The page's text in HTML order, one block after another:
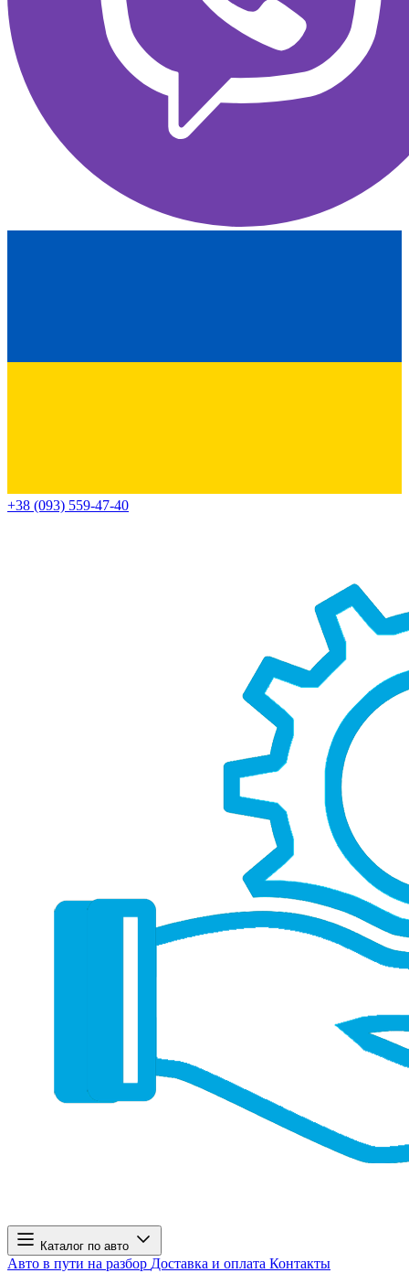
+38 (093) 559-47-40
Каталог по авто
Авто в пути на разбор Доставка и оплата Контакты